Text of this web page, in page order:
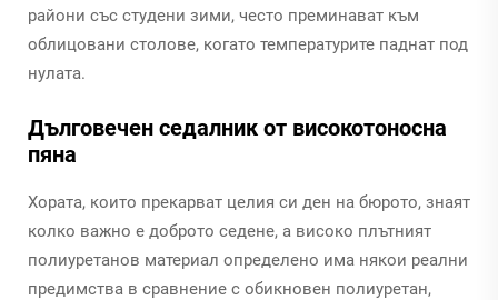
райони със студени зими, често преминават към
облицовани столове, когато температурите паднат под
нулата.
Дълговечен седалник от високотоносна
пяна
Хората, които прекарват целия си ден на бюрото, знаят
колко важно е доброто седене, а високо плътният
полиуретанов материал определено има някои реални
предимства в сравнение с обикновен полиуретан,